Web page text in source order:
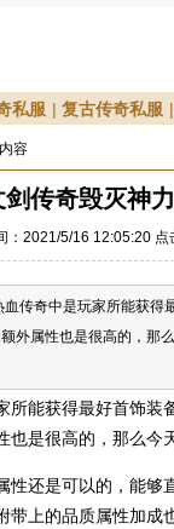
私服 | 复古传奇私服 |
容
剑传奇毁灭神
：2021/5/16 12:05:20 点
奇中是玩家所能获得
外属性也是很高的，那
所能获得最好首饰装
是很高的，那么今
还是可以的，能够
带上的品质属性加成